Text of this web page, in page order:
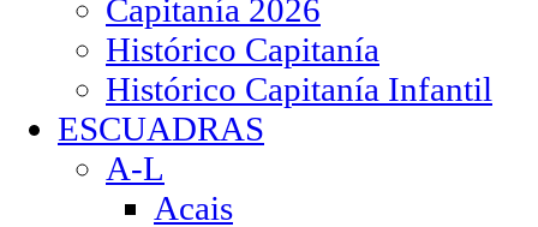
Capitanía 2026
Histórico Capitanía
Histórico Capitanía Infantil
ESCUADRAS
A-L
Acais